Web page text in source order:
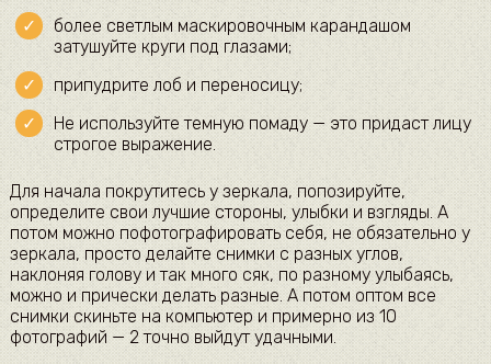
более светлым маскировочным карандашом
затушуйте круги под глазами;
припудрите лоб и переносицу;
Не используйте темную помаду — это придаст лицу
строгое выражение.
Для начала покрутитесь у зеркала, попозируйте,
определите свои лучшие стороны, улыбки и взгляды. А
потом можно пофотографировать себя, не обязательно у
зеркала, просто делайте снимки с разных углов,
наклоняя голову и так много сяк, по разному улыбаясь,
можно и прически делать разные. А потом оптом все
снимки скиньте на компьютер и примерно из 10
фотографий — 2 точно выйдут удачными.